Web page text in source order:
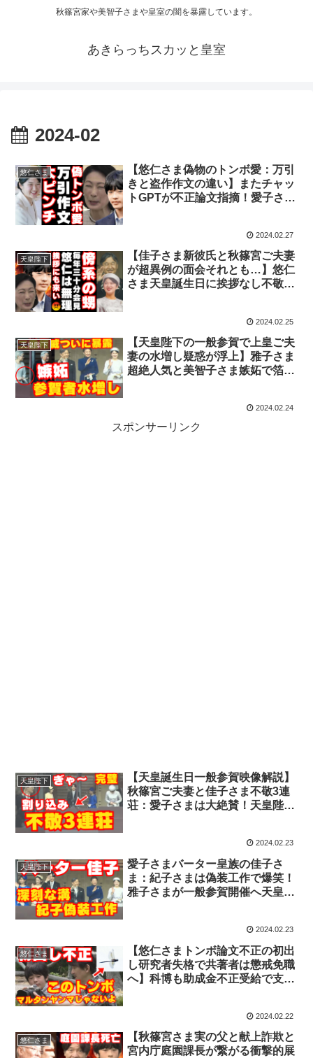
秋篠宮家や美智子さまや皇室の闇を暴露しています。
あきらっちスカッと皇室
2024-02
悠仁さま
【悠仁さま偽物のトンボ愛：万引
きと盗作作文の違い】またチャッ
トGPTが不正論文指摘！愛子さま
拓アリマスター本気度の違いに爆
笑
2024.02.27
天皇陛下
【佳子さま新彼氏と秋篠宮ご夫妻
が超異例の面会それとも…】悠仁
さま天皇誕生日に挨拶なし不敬は
2024.02.25
天皇陛下
【天皇陛下の一般参賀で上皇ご夫
妻の水増し疑惑が浮上】雅子さま
超絶人気と美智子さま嫉妬で箔付
木よう子の問題が交野市長が暴露
で浜田雅功もピンチ
2024.02.24
スポンサーリンク
天皇陛下
【天皇誕生日一般参賀映像解説】
秋篠宮ご夫妻と佳子さま不敬3連
荘：愛子さまは大絶賛！天皇陛下
2024.02.23
天皇陛下
愛子さまバーター皇族の佳子さ
ま：紀子さまは偽装工作で爆笑！
雅子さまが一般参賀開催へ天皇陛
と松本人志と吉本興業の本当の問
題
2024.02.23
悠仁さま
【悠仁さまトンボ論文不正の初出
し研究者失格で共著者は懲戒免職
へ】科博も助成金不正受給で支給
2024.02.22
悠仁さま
【秋篠宮さま実の父と献上詐欺と
宮内庁庭園課長が繋がる衝撃的展